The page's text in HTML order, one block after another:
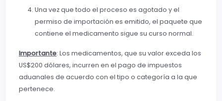
Una vez que todo el proceso es agotado y el
permiso de importación es emitido, el paquete que
contiene el medicamento sigue su curso normal.
Importante: Los medicamentos, que su valor exceda los
US$200 dólares, incurren en el pago de impuestos
aduanales de acuerdo con el tipo o categoría a la que
pertenece.